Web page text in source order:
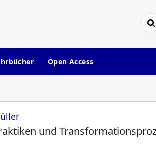
Open Access
und